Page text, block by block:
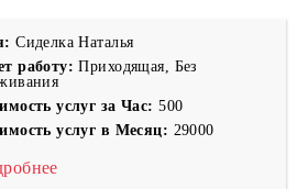
Сиделка Наталья
работу:Приходящая, Без
услуг за Час:500
услуг в Месяц: 29000